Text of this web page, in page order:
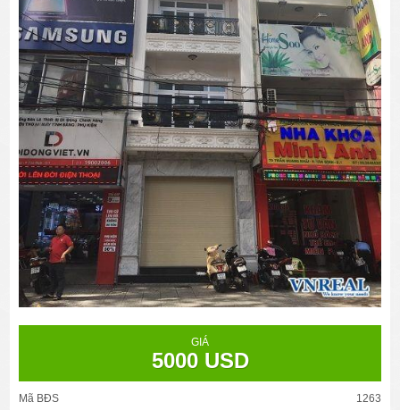
GIÁ
5000 USD
Mã BĐS 1263